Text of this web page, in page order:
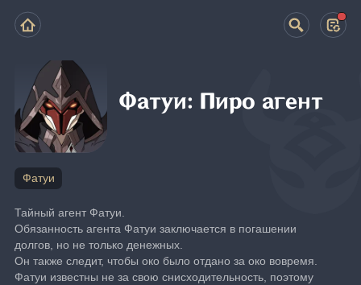
Фатуи: Пиро агент
Фатуи
Тайный агент Фатуи.
Обязанность агента Фатуи заключается в погашении
долгов, но не только денежных.
Он также следит, чтобы око было отдано за око вовремя.
Фатуи известны не за свою снисходительность, поэтому